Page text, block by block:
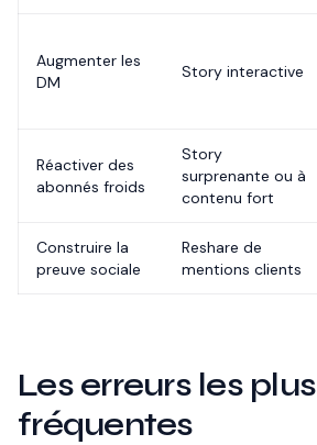
Augmenter les
DM
Story interactive
Réactiver des
abonnés froids
Story
surprenante ou à
contenu fort
Construire la
preuve sociale
Reshare de
mentions clients
Les erreurs les plus
fréquentes